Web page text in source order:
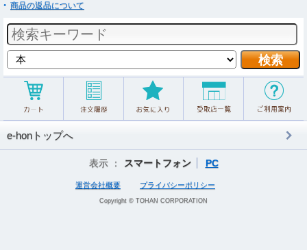
商品の返品について
e-honトップへ
表示 ： スマートフォン PC
運営会社概要 プライバシーポリシー
Copyright © TOHAN CORPORATION